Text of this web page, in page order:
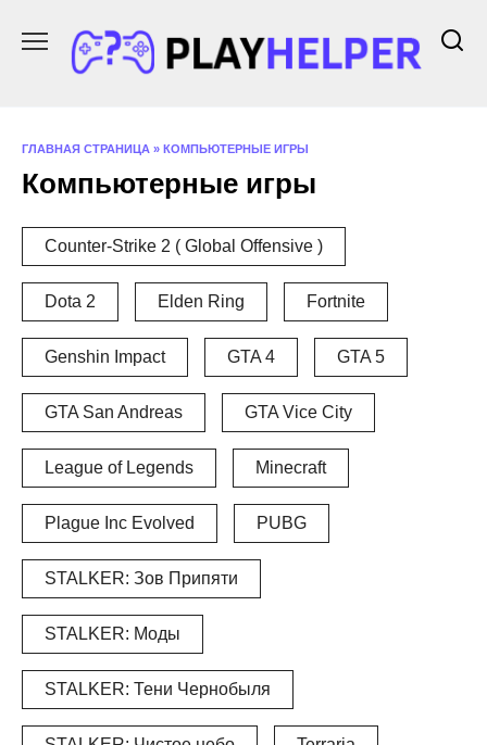
содержанию
ГЛАВНАЯ СТРАНИЦА » КОМПЬЮТЕРНЫЕ ИГРЫ
Компьютерные игры
Counter-Strike 2 ( Global Offensive )
Dota 2 Elden Ring Fortnite
Genshin Impact GTA 4 GTA 5
GTA San Andreas GTA Vice City
League of Legends Minecraft
Plague Inc Evolved PUBG
STALKER: Зов Припяти
STALKER: Моды
STALKER: Тени Чернобыля